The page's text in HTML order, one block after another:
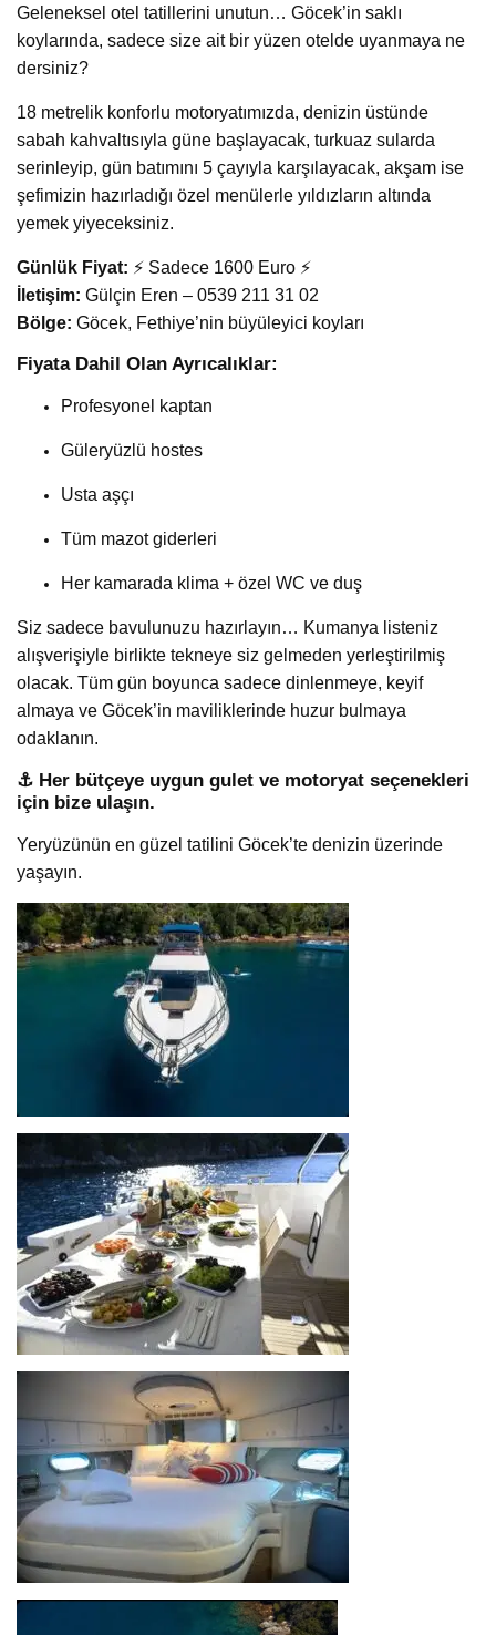
Geleneksel otel tatillerini unutun… Göcek’in saklı
koylarında, sadece size ait bir yüzen otelde uyanmaya ne
dersiniz?
18 metrelik konforlu motoryatımızda, denizin üstünde
sabah kahvaltısıyla güne başlayacak, turkuaz sularda
serinleyip, gün batımını 5 çayıyla karşılayacak, akşam ise
şefimizin hazırladığı özel menülerle yıldızların altında
yemek yiyeceksiniz.
Günlük Fiyat: ⚡ Sadece 1600 Euro ⚡
İletişim: Gülçin Eren – 0539 211 31 02
Bölge: Göcek, Fethiye’nin büyüleyici koyları
Fiyata Dahil Olan Ayrıcalıklar:
Profesyonel kaptan
Güleryüzlü hostes
Usta aşçı
Tüm mazot giderleri
Her kamarada klima + özel WC ve duş
Siz sadece bavulunuzu hazırlayın… Kumanya listeniz
alışverişiyle birlikte tekneye siz gelmeden yerleştirilmiş
olacak. Tüm gün boyunca sadece dinlenmeye, keyif
almaya ve Göcek’in maviliklerinde huzur bulmaya
odaklanın.
⚓ Her bütçeye uygun gulet ve motoryat seçenekleri
için bize ulaşın.
Yeryüzünün en güzel tatilini Göcek’te denizin üzerinde
yaşayın.